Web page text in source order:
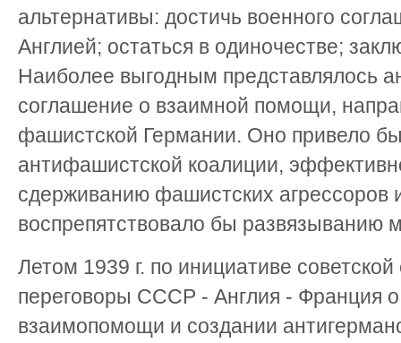
альтернативы: достичь военного
Англией; остаться в одиночестве;
Наиболее выгодным представлялось
соглашение о взаимной помощи,
фашистской Германии. Оно привело
антифашистской коалиции,
сдерживанию фашистских агрессоров
воспрепятствовало бы развязыванию
Летом 1939 г. по инициативе
переговоры СССР - Англия - Франция о
взаимопомощи и создании